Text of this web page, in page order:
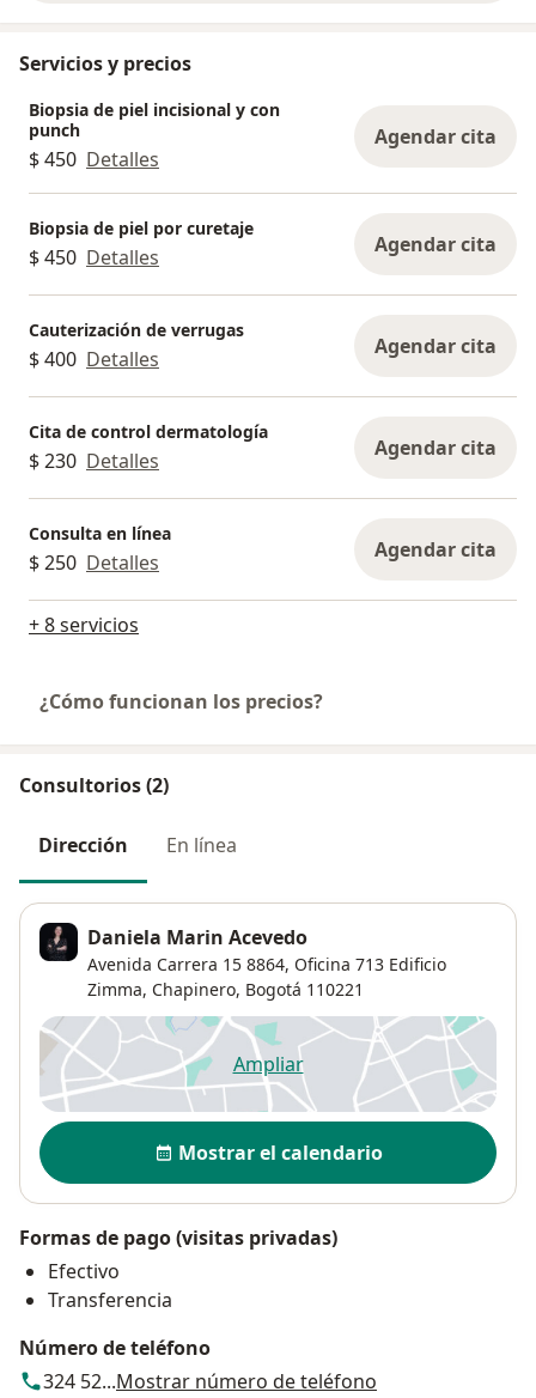
Servicios y precios
Biopsia de piel incisional y con
punch
$ 450 Detalles
Agendar cita
Biopsia de piel por curetaje
$ 450 Detalles Agendar cita
Cauterización de verrugas
$ 400 Detalles Agendar cita
Cita de control dermatología
$ 230 Detalles Agendar cita
Consulta en línea
$ 250 Detalles Agendar cita
+ 8 servicios
¿Cómo funcionan los precios?
Consultorios (2)
Dirección En línea
Daniela Marin Acevedo
Avenida Carrera 15 8864, Oficina 713 Edificio
Zimma, Chapinero, Bogotá 110221
Ampliarse abre en una nueva
Disponibilidad
Mostrar el calendario
Formas de pago (visitas privadas)
Efectivo
Transferencia
Número de teléfono
324 52...Mostrar número de teléfono